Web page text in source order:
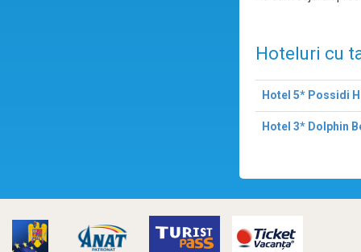
Hoteluri cu
Hotel 5* Possidi
Hotel 3* Dolphin